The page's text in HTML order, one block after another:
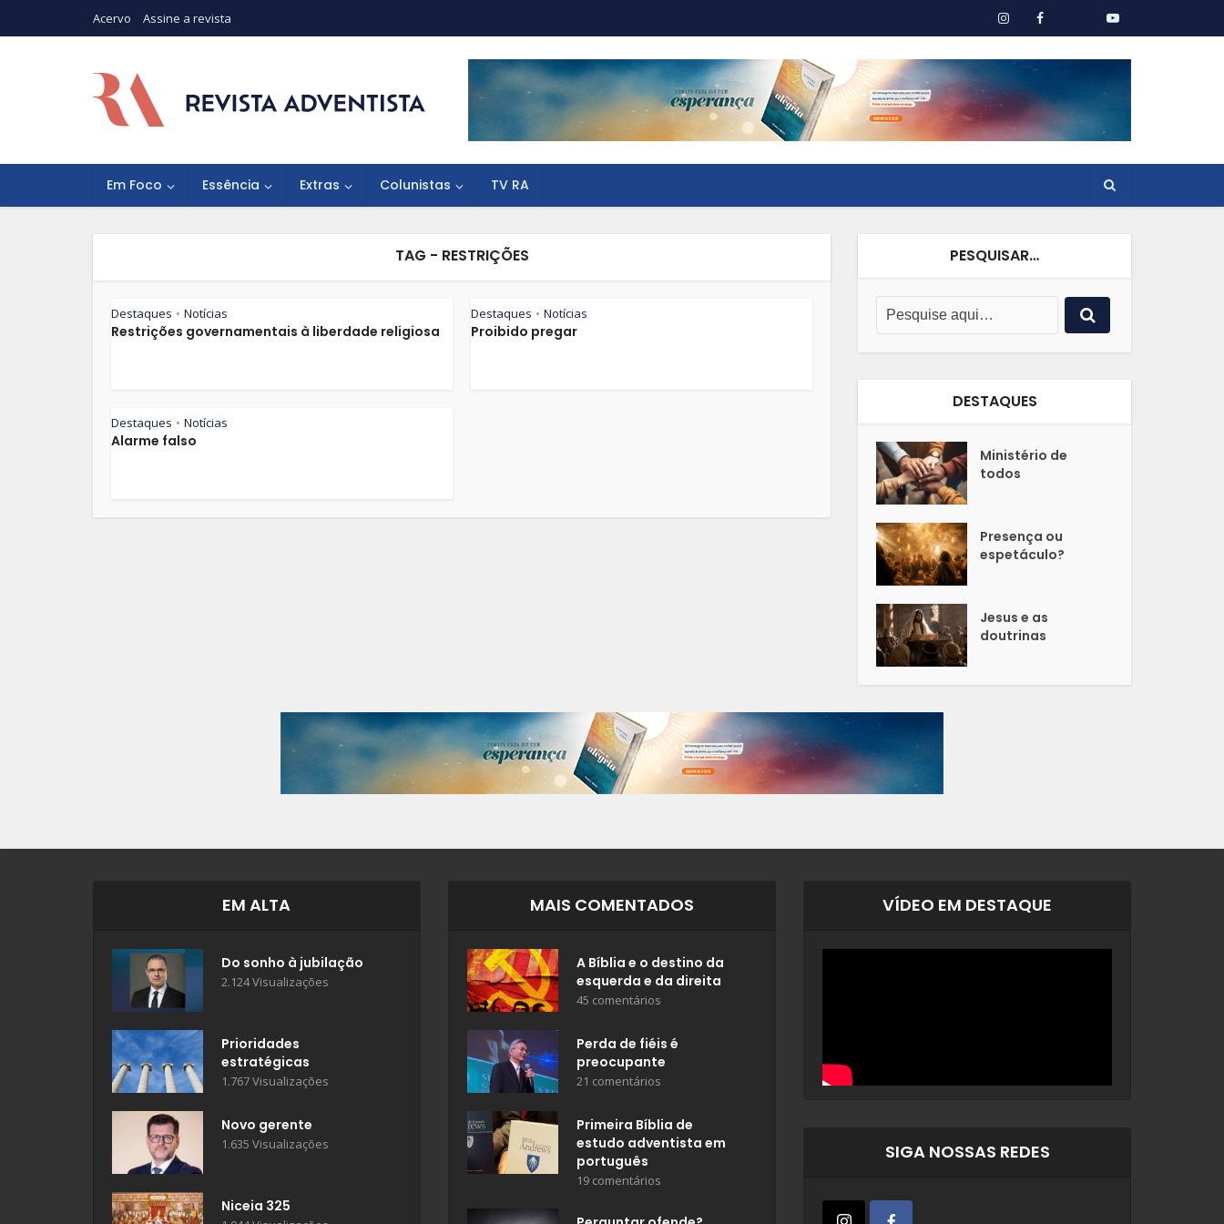
Acervo Assine a revista
Em Foco Essência Extras Colunistas TV RA
TAG - RESTRIÇÕES
Destaques • Notícias
Restrições governamentais à liberdade religiosa
Destaques • Notícias
Proibido pregar
Destaques • Notícias
Alarme falso
PESQUISAR…
DESTAQUES
Ministério de
todos
Presença ou
espetáculo?
Jesus e as
doutrinas
EM ALTA
Do sonho à jubilação
2.124 Visualizações
Prioridades
estratégicas
1.767 Visualizações
Novo gerente
1.635 Visualizações
Niceia 325
MAIS COMENTADOS
A Bíblia e o destino da
esquerda e da direita
45 comentários
Perda de fiéis é
preocupante
21 comentários
Primeira Bíblia de
estudo adventista em
português
19 comentários
VÍDEO EM DESTAQUE
SIGA NOSSAS REDES